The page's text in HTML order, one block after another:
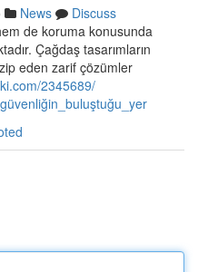
News
Discuss
de koruma konusunda
Çağdaş tasarımların
eden zarif çözümler
2345689/